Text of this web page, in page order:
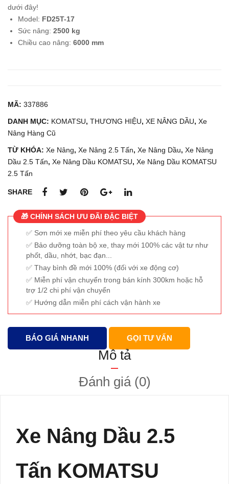
dưới đây!
Model: FD25T-17
Sức nâng: 2500 kg
Chiều cao nâng: 6000 mm
MÃ: 337886
DANH MỤC: KOMATSU, THƯƠNG HIỆU, XE NÂNG DẦU, Xe
Nâng Hàng Cũ
TỪ KHÓA: Xe Nâng, Xe Nâng 2.5 Tấn, Xe Nâng Dầu, Xe Nâng
Dầu 2.5 Tấn, Xe Nâng Dầu KOMATSU, Xe Nâng Dầu KOMATSU
2.5 Tấn
SHARE
🎁 CHÍNH SÁCH ƯU ĐÃI ĐẶC BIỆT
Sơn mới xe miễn phí theo yêu cầu khách hàng
Bảo dưỡng toàn bộ xe, thay mới 100% các vật tư như
phốt, dầu, nhớt, bạc đạn...
Thay bình đề mới 100% (đối với xe động cơ)
Miễn phí vận chuyển trong bán kính 300km hoặc hỗ
trợ 1/2 chi phí vận chuyển
Hướng dẫn miễn phí cách vận hành xe
BÁO GIÁ NHANH GỌI TƯ VẤN
Mô tả
Đánh giá (0)
Xe Nâng Dầu 2.5
Tấn KOMATSU